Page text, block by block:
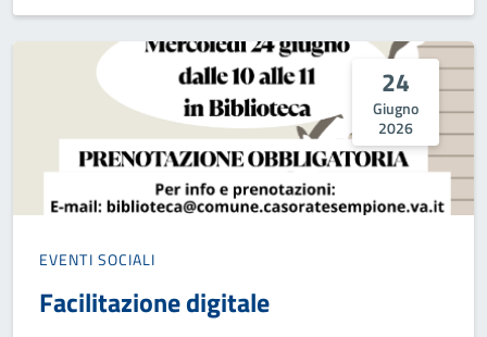
24
Giugno
2026
EVENTI SOCIALI
Facilitazione digitale